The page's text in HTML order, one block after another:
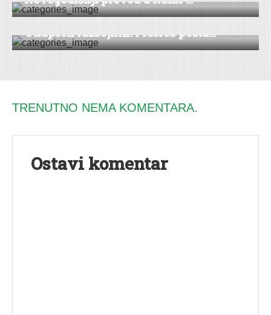
DRUŠTVO|VESTI
Uhapšen razbojnik: Presreo pošta...
TRENUTNO NEMA KOMENTARA.
Ostavi komentar